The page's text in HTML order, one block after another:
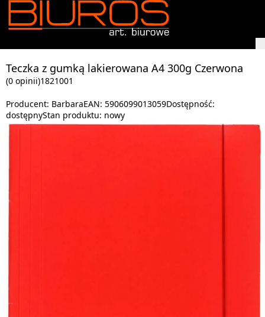
Teczka z gumką lakierowana A4 300g Czerwona
(0 opinii)1821001
Producent: BarbaraEAN: 5906099013059Dostępność:
dostępnyStan produktu: nowy